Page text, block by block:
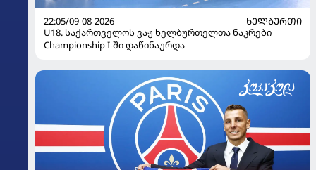
22:05/09-08-2026
ᲮᲔᲚᲑᲣᲠᲗᲘ
U18. საქართველოს ვაჟ ხელბურთელთა ნაკრები
Championship I-ში დაწინაურდა